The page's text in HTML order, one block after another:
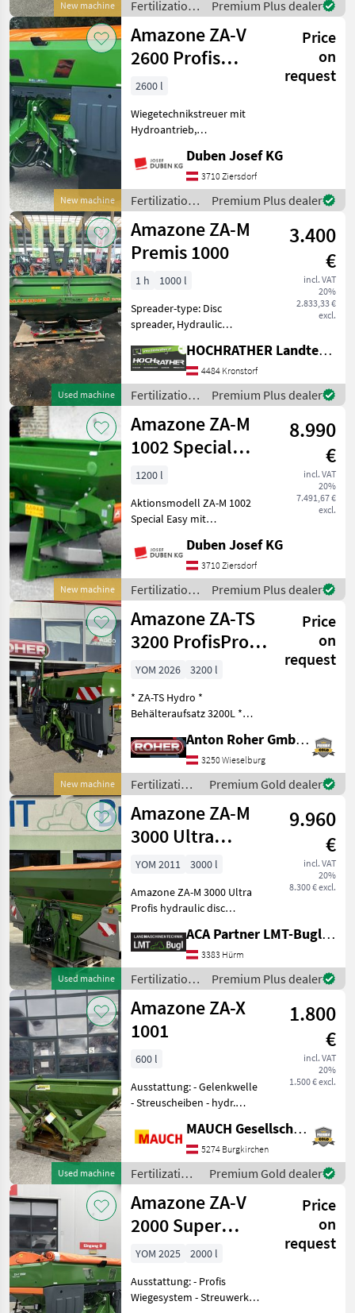
New machine
Behälter • LED-
Fertilization
and
irrigation
equipment /
Amazone
Premium Plus dealer
New machine
Amazone ZA-V
2600 Profis
Hydro
Price
on
request
2600 l
Wiegetechnikstreuer mit
Hydroantrieb,
Abdeckrollplane, Terminal
Amatron 4 (auch optional
verfügbar), Roll- und
Abstellvorrichtung, LED-Bel
Duben Josef KG
3710 Ziersdorf
Fertilization
and
irrigation
equipment /
Amazone
Premium Plus dealer
Used machine
Amazone ZA-M
Premis 1000
3.400
€
incl. VAT
20%
2.833,33 €
excl.
1 h
1000 l
Spreader-type: Disc
spreader, Hydraulic
spreading equipment
Fertilization and irrigation
equipment Mineral fertilizer
spreaders
HOCHRATHER Landtechnik GmbH
4484 Kronstorf
Fertilization
and
irrigation
equipment /
Amazone
Premium Plus dealer
New machine
Amazone ZA-M
1002 Special
Easy
8.990
€
incl. VAT
20%
7.491,67 €
excl.
1200 l
Aktionsmodell ZA-M 1002
Special Easy mit
(dieser bietet die
Möglichkeit zur
automatischen
Mengenregelung bei
wechselnden
Fahrgeschwindigkeit
Duben Josef KG
3710 Ziersdorf
Fertilization
and
irrigation
equipment /
Amazone
Premium Plus dealer
New machine
Amazone ZA-TS
3200 ProfisPro
Hydro
Price
on
request
YOM 2026
3200 l
* ZA-TS Hydro *
Behälteraufsatz 3200L *
Leermeldesensoren *
Neigungssensor * Leiter
links und rechts *
Streuschaufelsatz TS30 *
Wind Contr
Anton Roher GmbH (ACA Center Roher)
3250 Wieselburg
Fertilization
and
irrigation
equipment /
Amazone
Premium Gold dealer
Used machine
Amazone ZA-M
3000 Ultra
Professional
9.960
€
incl. VAT
20%
8.300 € excl.
YOM 2011
3000 l
Amazone ZA-M 3000 Ultra
Profis hydraulic disc
drive * 3000 liter hopper
capacity * weighing device *
boundary spreading device
* lighting s
ACA Partner LMT-Bugl GmbH
3383 Hürm
Fertilization
and
irrigation
equipment /
Amazone
Premium Plus dealer
Used machine
Amazone ZA-X
1001
1.800
€
incl. VAT
20%
1.500 € excl.
600 l
Ausstattung: - Gelenkwelle
- Streuscheiben - hydr.
Rührwerk - Dreipunktanbau
Das Gerät ist in Burgkirchen
lagernd. Damit ich mi
MAUCH Gesellschaft m.b.H. & Co.KG
5274 Burgkirchen
Fertilization
and
irrigation
equipment /
Amazone
Premium Gold dealer
Amazone ZA-V
2000 Super
Profis Tronic
Price
on
request
YOM 2025
2000 l
Ausstattung: - Profis
Wiegesystem - Streuwerk